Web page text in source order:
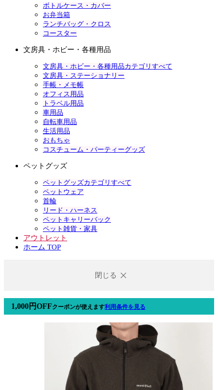
ボトルケース・カバー
お弁当箱
ランチバッグ・クロス
コースター
文房具・ホビー・各種用品
文房具・ホビー・各種用品カテゴリすべて
文房具・ステーショナリー
手帳・メモ帳
オフィス用品
トラベル用品
車用品
自転車用品
生活用品
おもちゃ
コスチューム・パーティーグッズ
ペットグッズ
ペットグッズカテゴリすべて
ペットウェア
首輪
リード・ハーネス
ペットキャリーバック
ペット雑貨・家具
アウトレット
ホーム TOP
閉じる
1,000円OFFクーポンが使えます利用条件を見る